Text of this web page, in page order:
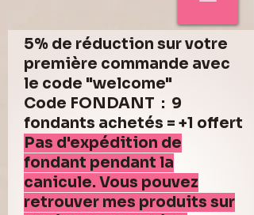
5% de réduction sur votre
première commande avec
le code "welcome"
Code FONDANT : 9
fondants achetés = +1 offert
Pas d'expédition de
fondant pendant la
canicule. Vous pouvez
retrouver mes produits sur